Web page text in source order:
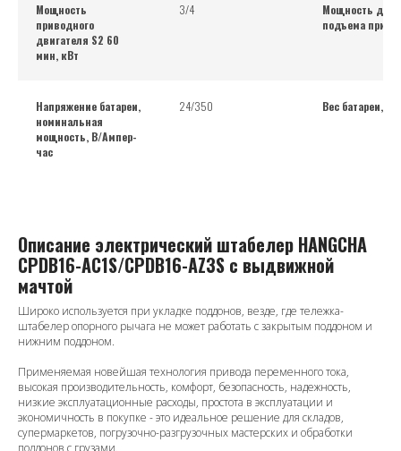
Мощность
приводного
двигателя S2 60
мин, кВт
3/4
Мощность
подъема при
Напряжение батареи,
номинальная
мощность, В/Ампер-
час
24/350 Вес батареи, кг
Описание электрический штабелер HANGCHA
CPDB16-AC1S/CPDB16-AZ3S с выдвижной
мачтой
Широко используется при укладке поддонов, везде, где тележка-
штабелер опорного рычага не может работать с закрытым поддоном и
нижним поддоном.
Применяемая новейшая технология привода переменного тока,
высокая производительность, комфорт, безопасность, надежность,
низкие эксплуатационные расходы, простота в эксплуатации и
экономичность в покупке - это идеальное решение для складов,
супермаркетов, погрузочно-разгрузочных мастерских и обработки
поддонов с грузами.